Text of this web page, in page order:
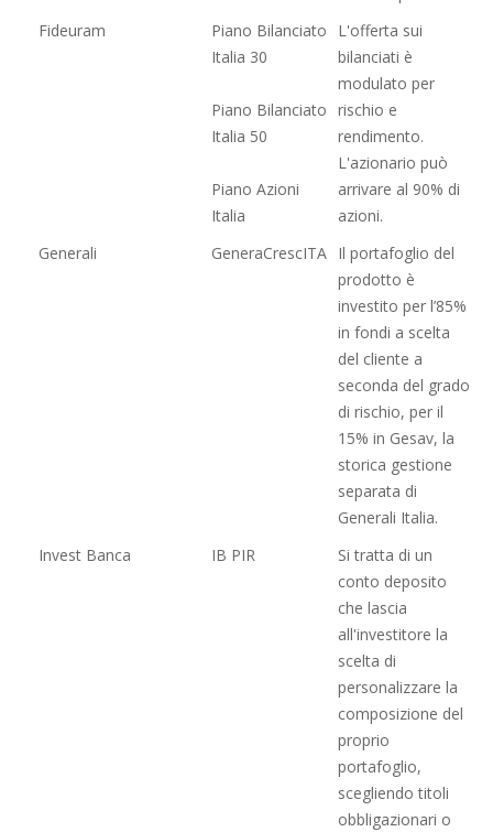
Fideuram
Piano Bilanciato
Italia 30
Piano Bilanciato
Italia 50
Piano Azioni
Italia
L'offerta sui
bilanciati è
modulato per
rischio e
rendimento.
L'azionario può
arrivare al 90% di
azioni.
Generali
GeneraCrescITA Il portafoglio del
prodotto è
investito per l’85%
in fondi a scelta
del cliente a
seconda del grado
di rischio, per il
15% in Gesav, la
storica gestione
separata di
Generali Italia.
Invest Banca
IB PIR
Si tratta di un
conto deposito
che lascia
all'investitore la
scelta di
personalizzare la
composizione del
proprio
portafoglio,
scegliendo titoli
obbligazionari o